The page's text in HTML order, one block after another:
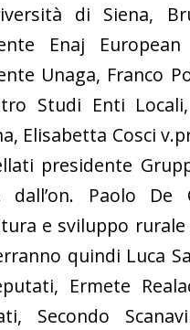
di Siena,
Enaj
Unaga, Franco
Studi Enti
Elisabetta Cosci
presidente
dall’on. Paolo De
e sviluppo
quindi Luca
Ermete
Secondo